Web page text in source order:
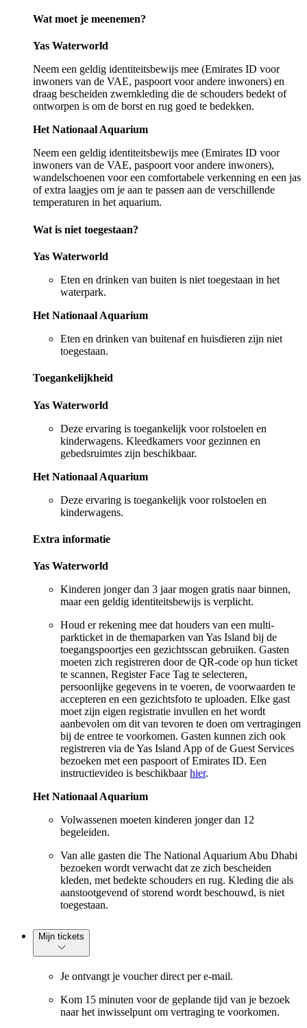
Wat moet je meenemen?
Yas Waterworld
Neem een geldig identiteitsbewijs mee (Emirates ID voor
inwoners van de VAE, paspoort voor andere inwoners) en
draag bescheiden zwemkleding die de schouders bedekt of
ontworpen is om de borst en rug goed te bedekken.
Het Nationaal Aquarium
Neem een geldig identiteitsbewijs mee (Emirates ID voor
inwoners van de VAE, paspoort voor andere inwoners),
wandelschoenen voor een comfortabele verkenning en een jas
of extra laagjes om je aan te passen aan de verschillende
temperaturen in het aquarium.
Wat is niet toegestaan?
Yas Waterworld
Eten en drinken van buiten is niet toegestaan in het
waterpark.
Het Nationaal Aquarium
Eten en drinken van buitenaf en huisdieren zijn niet
toegestaan.
Toegankelijkheid
Yas Waterworld
Deze ervaring is toegankelijk voor rolstoelen en
kinderwagens. Kleedkamers voor gezinnen en
gebedsruimtes zijn beschikbaar.
Het Nationaal Aquarium
Deze ervaring is toegankelijk voor rolstoelen en
kinderwagens.
Extra informatie
Yas Waterworld
Kinderen jonger dan 3 jaar mogen gratis naar binnen,
maar een geldig identiteitsbewijs is verplicht.
Houd er rekening mee dat houders van een multi-
parkticket in de themaparken van Yas Island bij de
toegangspoortjes een gezichtsscan gebruiken. Gasten
moeten zich registreren door de QR-code op hun ticket
te scannen, Register Face Tag te selecteren,
persoonlijke gegevens in te voeren, de voorwaarden te
accepteren en een gezichtsfoto te uploaden. Elke gast
moet zijn eigen registratie invullen en het wordt
aanbevolen om dit van tevoren te doen om vertragingen
bij de entree te voorkomen. Gasten kunnen zich ook
registreren via de Yas Island App of de Guest Services
bezoeken met een paspoort of Emirates ID. Een
instructievideo is beschikbaarhier.
Het Nationaal Aquarium
Volwassenen moeten kinderen jonger dan 12
begeleiden.
Van alle gasten die The National Aquarium Abu Dhabi
bezoeken wordt verwacht dat ze zich bescheiden
kleden, met bedekte schouders en rug. Kleding die als
aanstootgevend of storend wordt beschouwd, is niet
toegestaan.
Mijn tickets
Je ontvangt je voucher direct per e-mail.
Kom 15 minuten voor de geplande tijd van je bezoek
naar het inwisselpunt om vertraging te voorkomen.